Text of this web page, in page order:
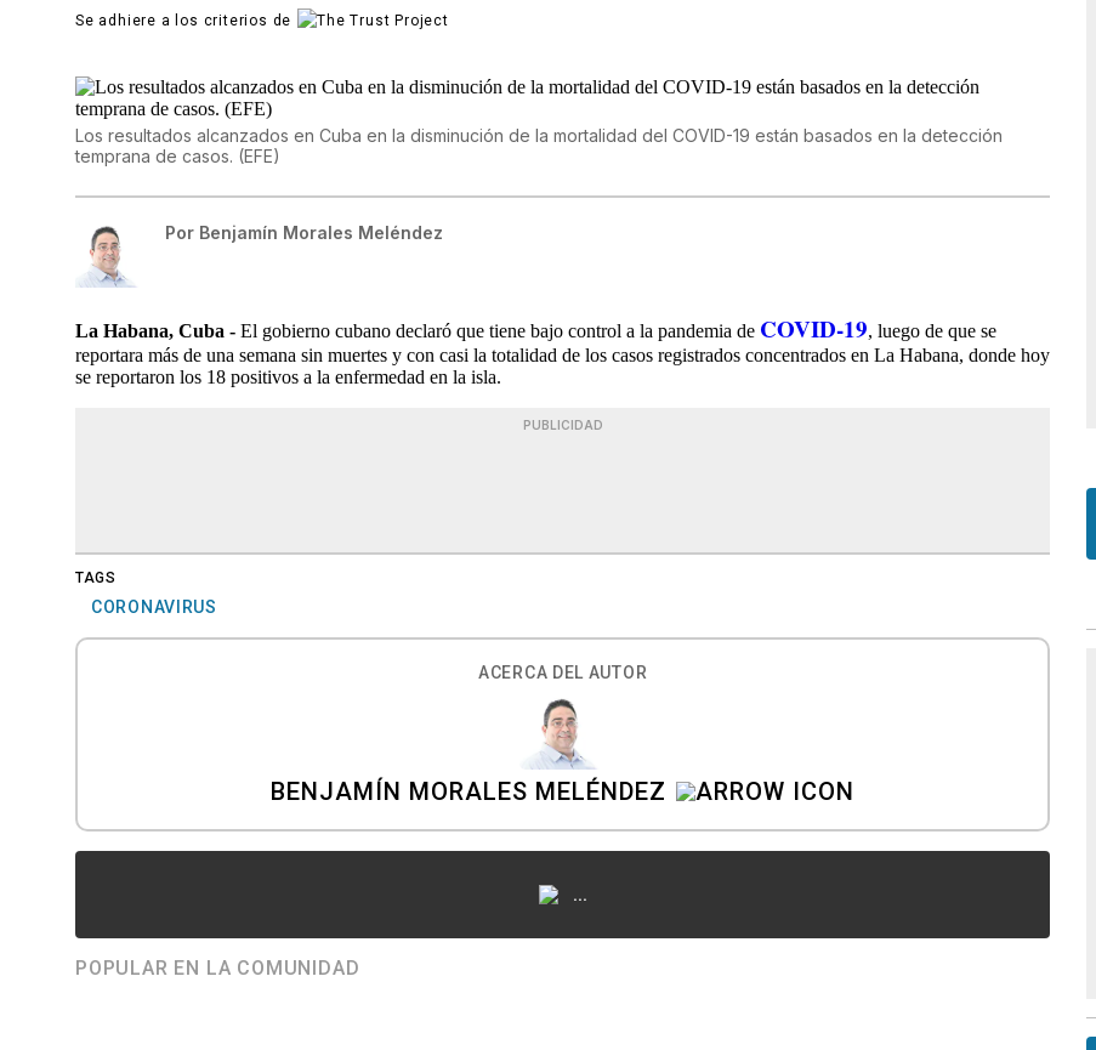
Se adhiere a los criterios de
Los resultados alcanzados en Cuba en la disminución de la mortalidad del COVID-19 están basados en la detección
temprana de casos. (EFE)
Por Benjamín Morales Meléndez
La Habana, Cuba - El gobierno cubano declaró que tiene bajo control a la pandemia de COVID-19, luego de que se
reportara más de una semana sin muertes y con casi la totalidad de los casos registrados concentrados en La Habana, donde hoy
se reportaron los 18 positivos a la enfermedad en la isla.
PUBLICIDAD
TAGS
CORONAVIRUS
ACERCA DEL AUTOR
BENJAMÍN MORALES MELÉNDEZ
...
POPULAR EN LA COMUNIDAD